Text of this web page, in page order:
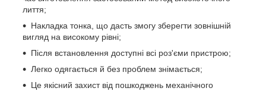
лиття;
Накладка тонка, що дасть змогу зберегти зовнішній
вигляд на високому рівні;
Після встановлення доступні всі роз'єми пристрою;
Легко одягається й без проблем знімається;
Це якісний захист від пошкоджень механічного